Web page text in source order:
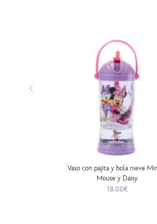
Vaso con pajita y bola nieve
Mouse y Daisy
18.00€